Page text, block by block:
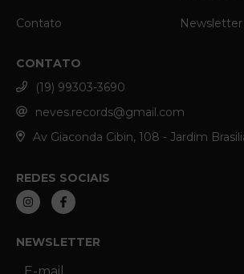
Contato Newsletter
CONTATO
(19) 99303-3690
neves.records@gmail.com
Av Giaconda Cibin, 108 - Jardim
REDES SOCIAIS
NEWSLETTER